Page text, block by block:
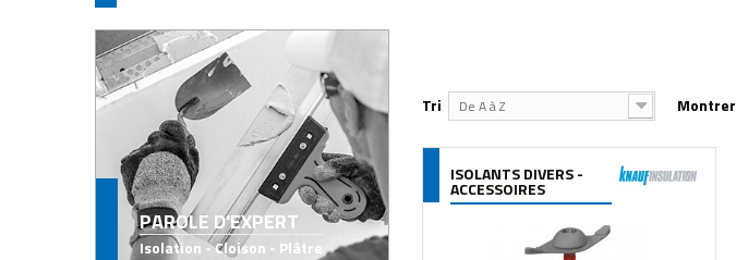
PAROLE D'EXPERT
Isolation - Cloison - Plâtre
Tri De A à Z Montrer
ISOLANTS DIVERS -
ACCESSOIRES